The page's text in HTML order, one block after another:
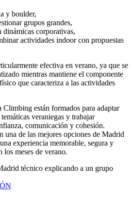
y boulder,
grupos grandes,
dinámicas corporativas,
actividades indoor con propuestas
efectiva en verano, ya que se
mientras mantiene el componente
que caracteriza a las actividades
Climbing están formados para adaptar
veraniegas y trabajar
comunicación y cohesión.
una de las mejores opciones de Madrid
experiencia memorable, segura y
los meses de verano.